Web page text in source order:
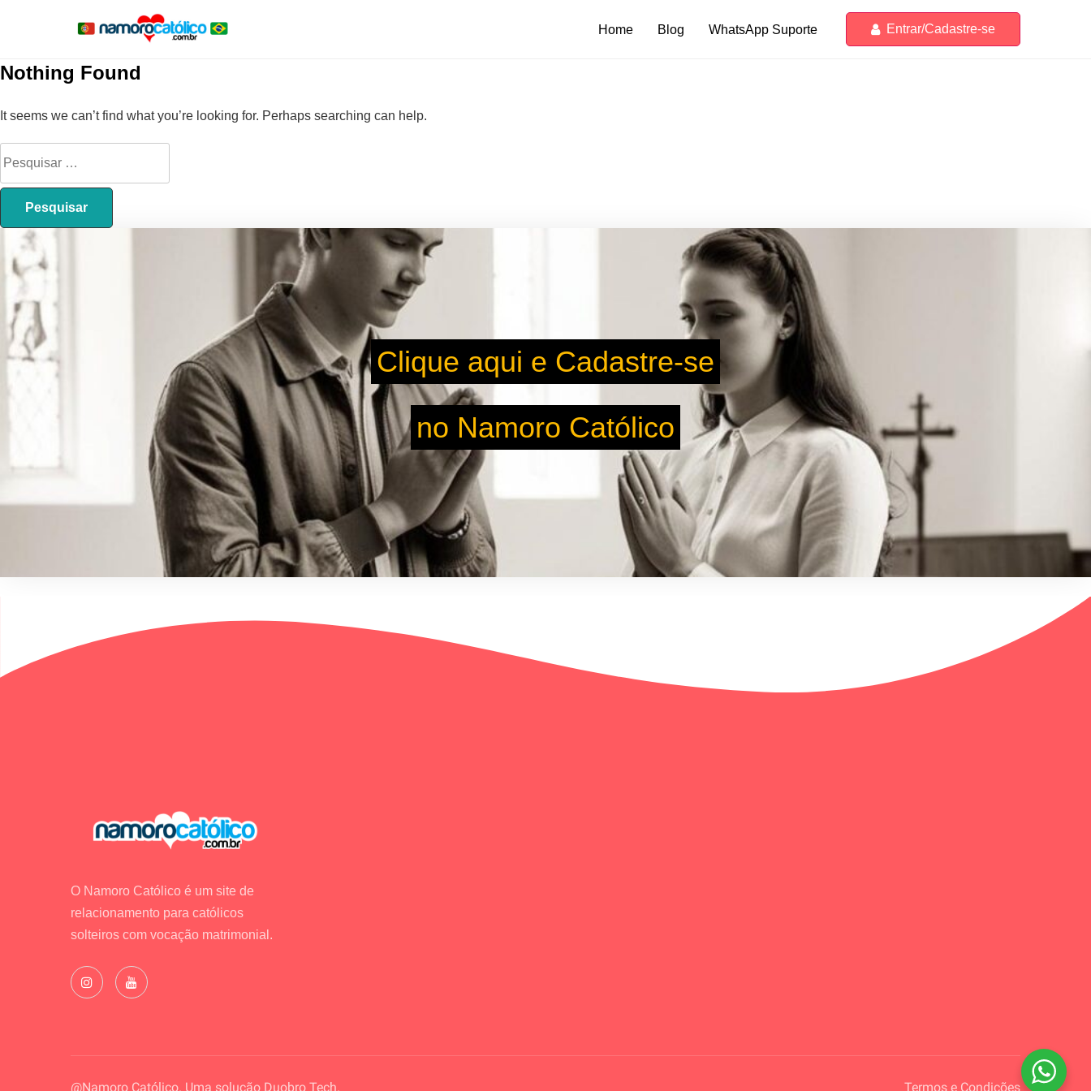
Home Blog WhatsApp Suporte Entrar/Cadastre-se
Nothing Found
It seems we can’t find what you’re looking for. Perhaps searching can help.
Clique aqui e Cadastre-se
no Namoro Católico
O Namoro Católico é um site de
relacionamento para católicos
solteiros com vocação matrimonial.
@Namoro Católico. Uma solução Duobro Tech. Termos e Condições